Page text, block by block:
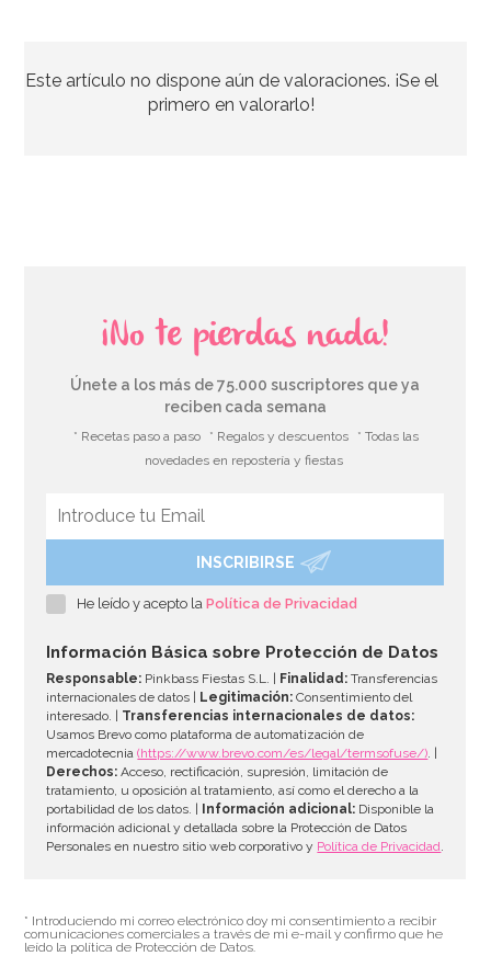
6,95€
Este artículo no dispone aún de valoraciones. ¡Se el
primero en valorarlo!
¡No te pierdas nada!
Únete a los más de 75.000 suscriptores que ya
reciben cada semana
* Recetas paso a paso * Regalos y descuentos
* Todas las
novedades en repostería y fiestas
INSCRIBIRSE
He leído y acepto laPolítica de Privacidad
Información Básica sobre Protección de Datos
Responsable: Pinkbass Fiestas S.L. | Finalidad: Transferencias
internacionales de datos |
Legitimación: Consentimiento del
interesado. | Transferencias internacionales de datos:
Usamos Brevo como plataforma de automatización de
mercadotecnia(https://www.brevo.com/es/legal/termsofuse/). |
Derechos: Acceso, rectificación, supresión, limitación de
tratamiento, u oposición al tratamiento, así como el derecho a la
portabilidad de los datos. |
Información adicional: Disponible la
información adicional y detallada sobre la Protección de Datos
Personales en nuestro sitio web corporativo y Política de Privacidad.
* Introduciendo mi correo electrónico doy mi consentimiento a recibir
comunicaciones comerciales a través de mi e-mail y confirmo que he
leído la política de Protección de Datos.